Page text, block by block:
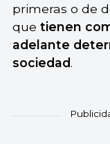
primeras o de
que tienen
adelante
sociedad.